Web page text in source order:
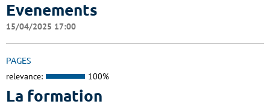
Evenements
15/04/2025 17:00
PAGES
relevance: 100%
La formation